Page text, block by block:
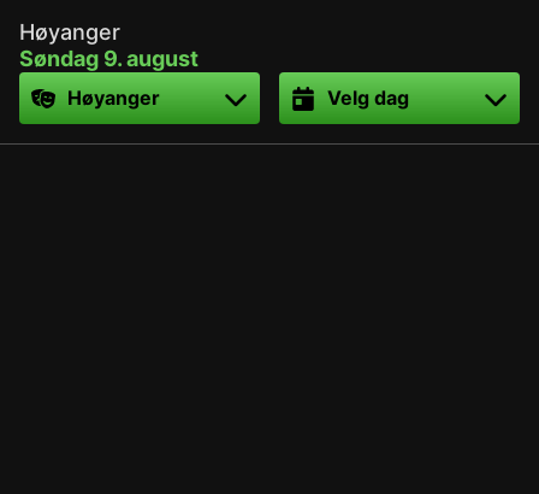
Høyanger
Søndag 9. august
Sted
Dato